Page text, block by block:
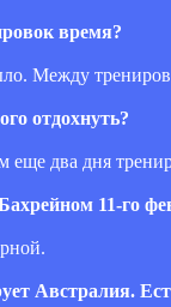
время?
Между
отдохнуть?
два дня
11-го
Австралия.